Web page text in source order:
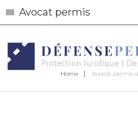
Avocat permis
Home Avocat permis